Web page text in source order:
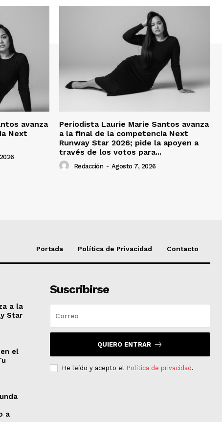
avanza
Next
Periodista Laurie Marie Santos avanza
a la final de la competencia Next
Runway Star 2026; pide la apoyen a
través de los votos para...
Redacción - Agosto 7, 2026
Portada Política de Privacidad Contacto
a la
Star
el
a
Suscribirse
QUIERO ENTRAR
He leído y acepto el Política de privacidad .